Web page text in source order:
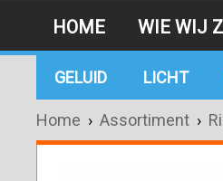
HOME WIE WIJ
GELUID LICHT
Home › Assortiment ›